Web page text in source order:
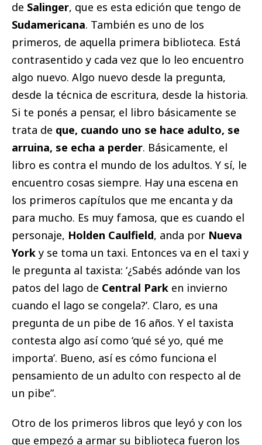
de Salinger, que es esta edición que tengo de
Sudamericana. También es uno de los
primeros, de aquella primera biblioteca. Está
contrasentido y cada vez que lo leo encuentro
algo nuevo. Algo nuevo desde la pregunta,
desde la técnica de escritura, desde la historia.
Si te ponés a pensar, el libro básicamente se
trata de que, cuando uno se hace adulto, se
arruina, se echa a perder. Básicamente, el
libro es contra el mundo de los adultos. Y sí, le
encuentro cosas siempre. Hay una escena en
los primeros capítulos que me encanta y da
para mucho. Es muy famosa, que es cuando el
personaje, Holden Caulfield, anda por Nueva
York y se toma un taxi. Entonces va en el taxi y
le pregunta al taxista: ‘¿Sabés adónde van los
patos del lago de Central Park en invierno
cuando el lago se congela?’. Claro, es una
pregunta de un pibe de 16 años. Y el taxista
contesta algo así como ‘qué sé yo, qué me
importa’. Bueno, así es cómo funciona el
pensamiento de un adulto con respecto al de
un pibe”.
Otro de los primeros libros que leyó y con los
que empezó a armar su biblioteca fueron los